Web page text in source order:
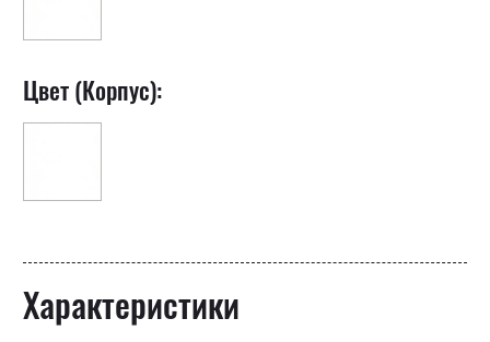
Цвет (Корпус):
Характеристики